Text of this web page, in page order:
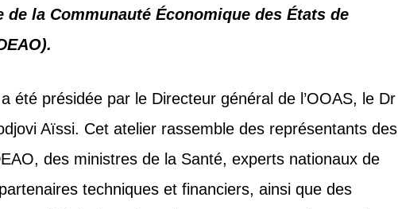
de la Communauté Économique des États de
été présidée par le Directeur général de l’OOAS, le Dr
Aïssi. Cet atelier rassemble des représentants des
des ministres de la Santé, experts nationaux de
techniques et financiers, ainsi que des